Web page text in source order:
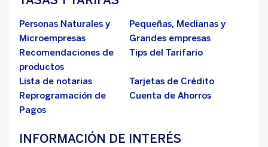
Personas Naturales y
Microempresas
Pequeñas, Medianas y
Grandes empresas
Recomendaciones de
productos
Tips del Tarifario
Lista de notarias
Tarjetas de Crédito
Reprogramación de
Pagos
Cuenta de Ahorros
INFORMACIÓN DE INTERÉS